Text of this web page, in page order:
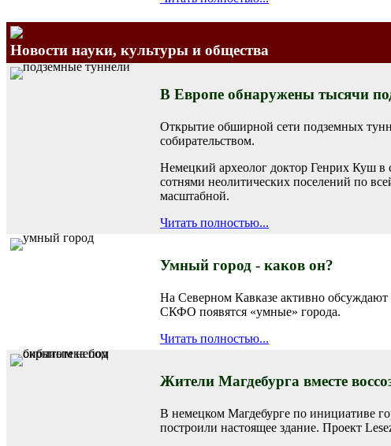
Новости науки, культуры и общества
В Европе обнаружены тысячи
Открытие обширной сети подземных
собирательством.
Немецкий археолог доктор Генрих Куш в
сотнями неолитических поселений по
масштабной.
Читать полностью...
Умный город - каков он?
На Северном Кавказе активно обсуждают
СКФО появятся «умные» города.
Читать полностью...
Жители Магдебурга вместе
В немецком Магдебурге по инициативе
построили настоящее здание. Проект